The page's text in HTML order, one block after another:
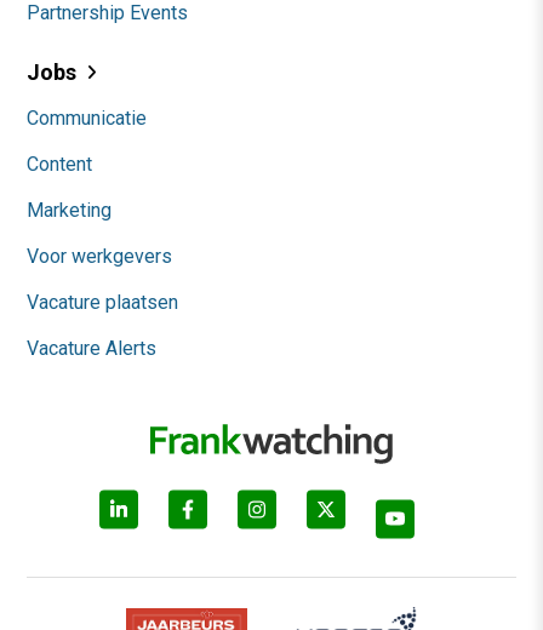
Partnership Events
Jobs
Communicatie
Content
Marketing
Voor werkgevers
Vacature plaatsen
Vacature Alerts